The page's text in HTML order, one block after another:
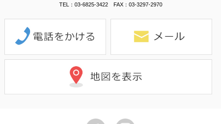
TEL：03-6825-3422 FAX：03-3297-2970